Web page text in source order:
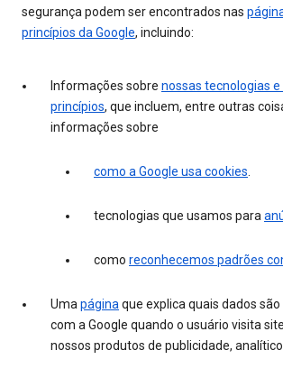
segurança podem ser encontrados nas
princípios da Google, incluindo:
Informações sobre nossas tecnologias e
princípios, que incluem, entre outras
informações sobre
como a Google usa cookies.
tecnologias que usamos para
como reconhecemos padrões
Umapáginaque explica quais dados
com a Google quando o usuário visita
nossos produtos de publicidade,